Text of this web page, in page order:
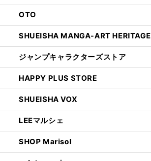
OTO
SHUEISHA MANGA-ART HERITAGE
ジャンプキャラクターズストア
HAPPY PLUS STORE
SHUEISHA VOX
LEEマルシェ
SHOP Marisol